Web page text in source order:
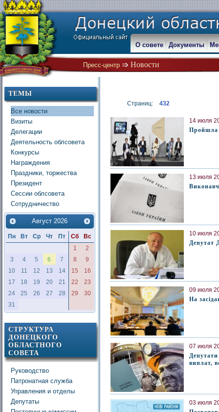
Пресс-центр Новости
О совете Документы
ТЕМЫ
Все новости
Визиты
Делегации
Деятельность облсовета
Конкурсы
Награждения
Праздники, торжества
Президент
Сессии облсовета
Сотрудничество
Август 2026
Пн Вт Ср Чт Пт Сб
Вс
1
2
3
4 5 6 7 8
9
10
11 12 13 14 15
16
17
18 19 20 21 22
23
24
25 26 27 28 29
30
31
СТРУКТУРА
ДОНЕЦКОГО
ОБЛАСТНОГО
СОВЕТА
Руководство
Патронатная служба
Управления и отделы
Депутаты
Страниц: 432
14 июля
Пройшла
13 июля
10 июля
Депутат
09 июля
На
07 июля
виплат,
03 июля